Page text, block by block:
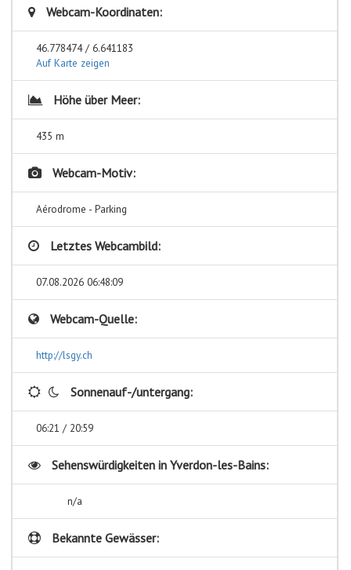
Webcam-Koordinaten:
46.778474 / 6.641183
Auf Karte zeigen
Höhe über Meer:
435 m
Webcam-Motiv:
Aérodrome - Parking
Letztes Webcambild:
07.08.2026 06:48:09
Webcam-Quelle:
http://lsgy.ch
Sonnenauf-/untergang:
06:21 / 20:59
Sehenswürdigkeiten in Yverdon-les-Bains:
n/a
Bekannte Gewässer: